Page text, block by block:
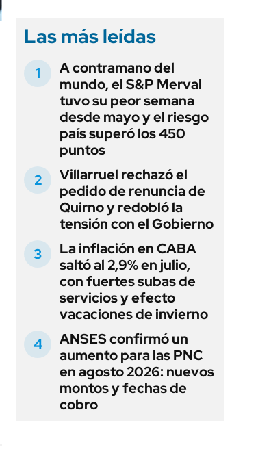
Las más leídas
A contramano del
mundo, el S&P Merval
tuvo su peor semana
desde mayo y el riesgo
país superó los 450
puntos
Villarruel rechazó el
pedido de renuncia de
Quirno y redobló la
tensión con el Gobierno
La inflación en CABA
saltó al 2,9% en julio,
con fuertes subas de
servicios y efecto
vacaciones de invierno
ANSES confirmó un
aumento para las PNC
en agosto 2026: nuevos
montos y fechas de
cobro